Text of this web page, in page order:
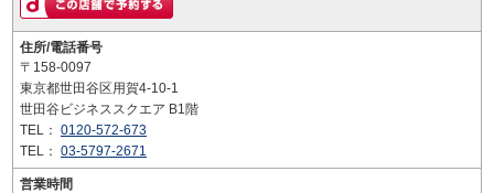
住所/電話番号
〒158-0097
東京都世田谷区用賀4-10-1
世田谷ビジネススクエア B1階
TEL： 0120-572-673
TEL： 03-5797-2671
営業時間